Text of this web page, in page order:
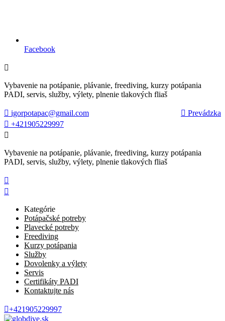
Facebook

Vybavenie na potápanie, plávanie, freediving, kurzy potápania
PADI, servis, služby, výlety, plnenie tlakových fliaš
 igorpotapac@gmail.com
 +421905229997
 Prevádzka

Vybavenie na potápanie, plávanie, freediving, kurzy potápania
PADI, servis, služby, výlety, plnenie tlakových fliaš


Kategórie
Potápačské potreby
Plavecké potreby
Freediving
Kurzy potápania
Služby
Dovolenky a výlety
Servis
Certifikáty PADI
Kontaktujte nás
+421905229997